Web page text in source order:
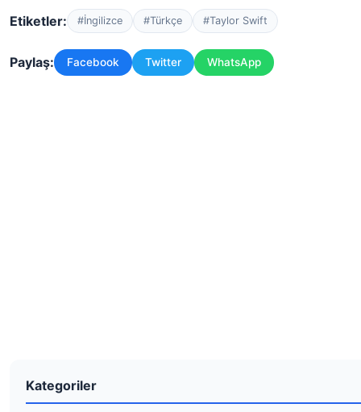
Etiketler: #İngilizce #Türkçe #Taylor Swift
Paylaş: Facebook Twitter WhatsApp
Kategoriler